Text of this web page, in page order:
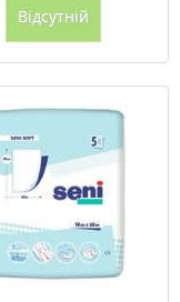
Відсутній